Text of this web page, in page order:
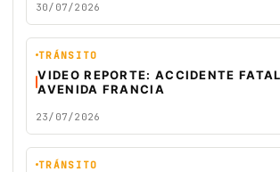
30/07/2026
TRÁNSITO
VIDEO REPORTE: ACCIDENTE
AVENIDA FRANCIA
23/07/2026
TRÁNSITO